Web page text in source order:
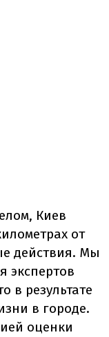
Киев
от
действия. Мы
экспертов
в результате
в городе.
оценки